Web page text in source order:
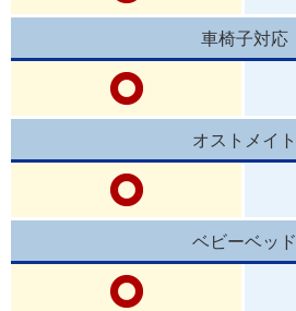
車椅子対応
オストメイト
ベビーベッド